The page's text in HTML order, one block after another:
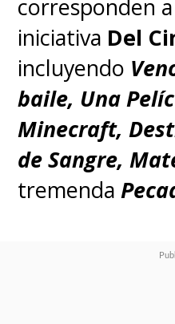
corresponden
iniciativa Del
incluyendo
baile, Una
Minecraft,
de Sangre,
tremenda